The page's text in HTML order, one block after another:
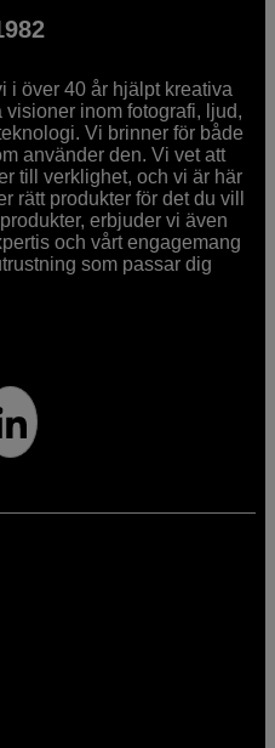
i över 40 år hjälpt kreativa
inom fotografi, ljud,
Vi brinner för både
använder den. Vi vet att
till verklighet, och vi är här
rätt produkter för det du vill
erbjuder vi även
och vårt engagemang
som passar dig